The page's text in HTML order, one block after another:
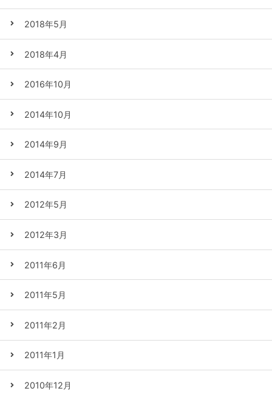
2018年5月
2018年4月
2016年10月
2014年10月
2014年9月
2014年7月
2012年5月
2012年3月
2011年6月
2011年5月
2011年2月
2011年1月
2010年12月